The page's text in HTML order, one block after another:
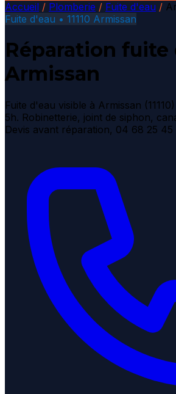
Accueil / Plomberie / Fuite d'eau /
Fuite d'eau • 11110 Armissan
Réparation fuite
Armissan
Fuite d'eau visible à Armissan
5h. Robinetterie, joint de siphon,
Devis avant réparation, 04 68 25 45